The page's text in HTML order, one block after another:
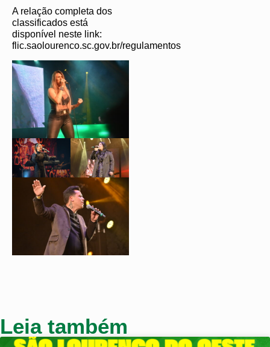
A relação completa dos
classificados está
disponível neste link:
flic.saolourenco.sc.gov.br/regulamentos
Leia também